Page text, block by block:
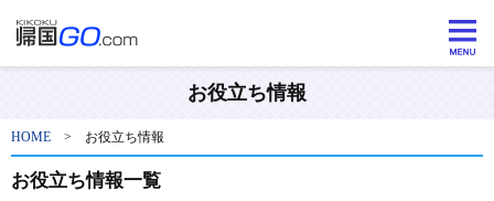
お役立ち情報
HOME > お役立ち情報
お役立ち情報一覧